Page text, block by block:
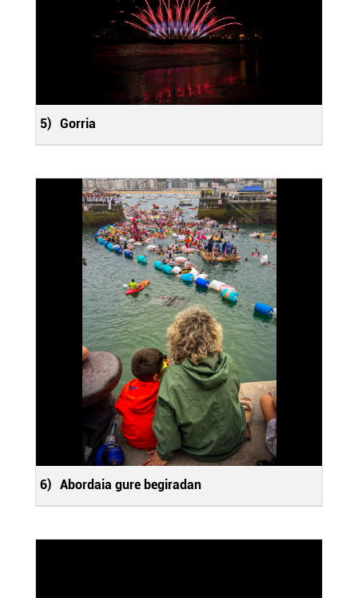
5) Gorria
6) Abordaia gure begiradan